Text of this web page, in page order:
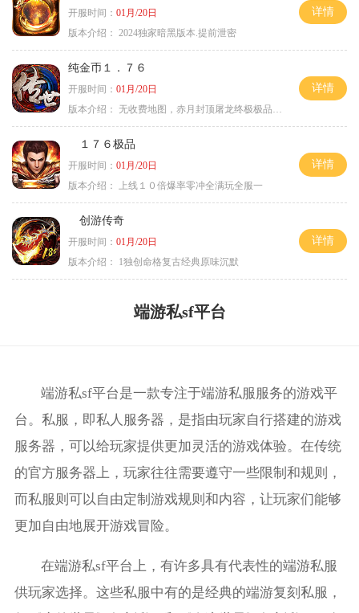
开服时间： 01月/20日
版本介绍：
2024独家暗黑版本.提前泄密
详情
纯金币１．７６
开服时间： 01月/20日
版本介绍： 无收费地图，赤月封顶屠龙终极极品＋６
详情
１７６极品
开服时间： 01月/20日
版本介绍：
上线１０倍爆率零冲全满玩全服一
详情
创游传奇
开服时间： 01月/20日
版本介绍：
1独创命格复古经典原味沉默
详情
端游私sf平台
端游私sf平台是一款专注于端游私服服务的游戏平
台。私服，即私人服务器，是指由玩家自行搭建的游戏
服务器，可以给玩家提供更加灵活的游戏体验。在传统
的官方服务器上，玩家往往需要遵守一些限制和规则，
而私服则可以自由定制游戏规则和内容，让玩家们能够
更加自由地展开游戏冒险。
在端游私sf平台上，有许多具有代表性的端游私服
供玩家选择。这些私服中有的是经典的端游复刻私服，